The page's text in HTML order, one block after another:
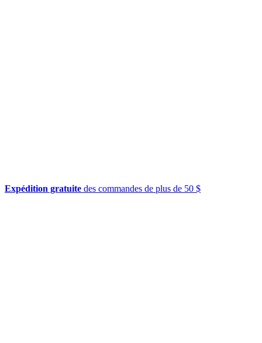
Expédition gratuite des commandes de plus de 50 $